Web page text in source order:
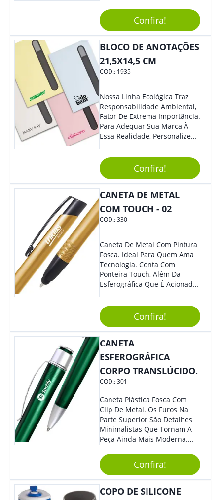
Elástico Permite Maior
Segurança Ao Carregá-Lo.
Ofereça A Seus Clientes E
Colaboradores, Sem Dúvidas
Confira!
BLOCO DE ANOTAÇÕES
21,5X14,5 CM
COD.: 1935
Nossa Linha Ecológica Traz
Responsabilidade Ambiental,
Fator De Extrema Importância.
Para Adequar Sua Marca À
Essa Realidade, Personalize
Anotações Com Post-It E
Caneta. Elaborado A Partir De
Material Reciclado, O Brinde
Também É Prático, Tornando-
Se Assim Excelente Para Uso
Cotidiano. Perfeito, Não É?!
Confira!
CANETA DE METAL
COM TOUCH - 02
COD.:330
Caneta De Metal Com Pintura
Fosca. Ideal Para Quem Ama
Tecnologia. Conta Com
Ponteira Touch, Além Da
Esferográfica Que É Acionada
Com Elegância E
Modernidade Na Medida
Exata.
Confira!
CANETA
ESFEROGRÁFICA
CORPO TRANSLÚCIDO.
COD.:301
Caneta Plástica Fosca Com
Clip De Metal. Os Furos Na
Parte Superior São Detalhes
Minimalistas Que Tornam A
Peça Ainda Mais Moderna.
Em Que Deseja Presentear
Seus Convidados E Clientes.
Acionamento Por Clic.
Confira!
COPO DE SILICONE